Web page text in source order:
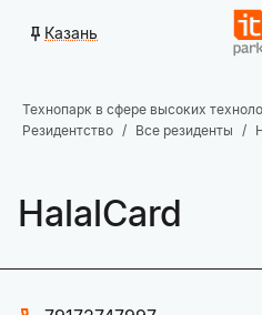
Казань
Технопарк в сфере высоких
Резидентство
Все резиденты
HalalCard